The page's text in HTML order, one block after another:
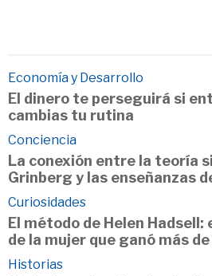
Economía y Desarrollo
El dinero te perseguirá si
cambias tu rutina
Conciencia
La conexión entre la teoría
Grinberg y las enseñanzas
Curiosidades
El método de Helen
de la mujer que ganó más
Historias